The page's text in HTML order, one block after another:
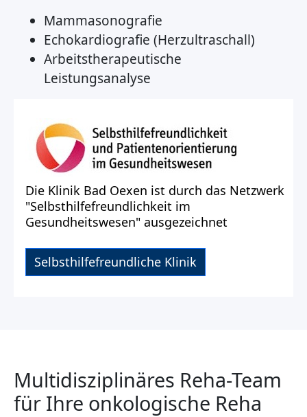
Mammasonografie
Echokardiografie (Herzultraschall)
Arbeitstherapeutische
Leistungsanalyse
Die Klinik Bad Oexen ist durch das Netzwerk
"Selbsthilfefreundlichkeit im
Gesundheitswesen" ausgezeichnet
Selbsthilfefreundliche Klinik
Multidisziplinäres Reha-Team
für Ihre onkologische Reha